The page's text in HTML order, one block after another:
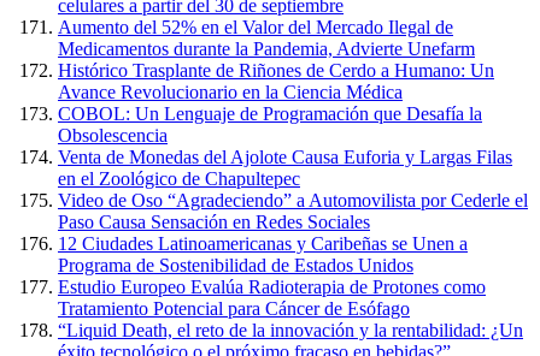
celulares a partir del 30 de septiembre
Aumento del 52% en el Valor del Mercado Ilegal de
Medicamentos durante la Pandemia, Advierte Unefarm
Histórico Trasplante de Riñones de Cerdo a Humano: Un
Avance Revolucionario en la Ciencia Médica
COBOL: Un Lenguaje de Programación que Desafía la
Obsolescencia
Venta de Monedas del Ajolote Causa Euforia y Largas Filas
en el Zoológico de Chapultepec
Video de Oso “Agradeciendo” a Automovilista por Cederle el
Paso Causa Sensación en Redes Sociales
12 Ciudades Latinoamericanas y Caribeñas se Unen a
Programa de Sostenibilidad de Estados Unidos
Estudio Europeo Evalúa Radioterapia de Protones como
Tratamiento Potencial para Cáncer de Esófago
“Liquid Death, el reto de la innovación y la rentabilidad: ¿Un
éxito tecnológico o el próximo fracaso en bebidas?”